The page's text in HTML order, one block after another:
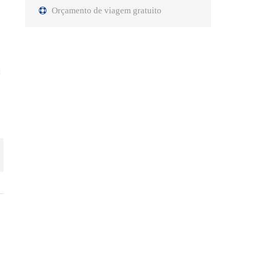
Orçamento de viagem gratuito